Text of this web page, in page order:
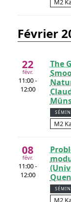
M2
février
22
févr.
11:00 -
12:00
The
M2
08
févr.
11:00 -
12:00
M2